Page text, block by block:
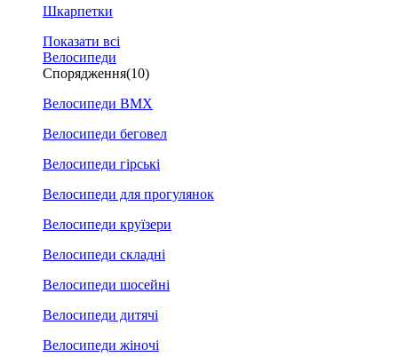
Шкарпетки
Показати всі
Велосипеди
Спорядження(10)
Велосипеди BMX
Велосипеди беговел
Велосипеди гірські
Велосипеди для прогулянок
Велосипеди круїзери
Велосипеди складні
Велосипеди шосейні
Велосипеди дитячі
Велосипеди жіночі